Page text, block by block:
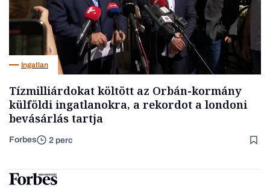
Ingatlan
Tízmilliárdokat költött az Orbán-kormány
külföldi ingatlanokra, a rekordot a londoni
bevásárlás tartja
Forbes 2 perc